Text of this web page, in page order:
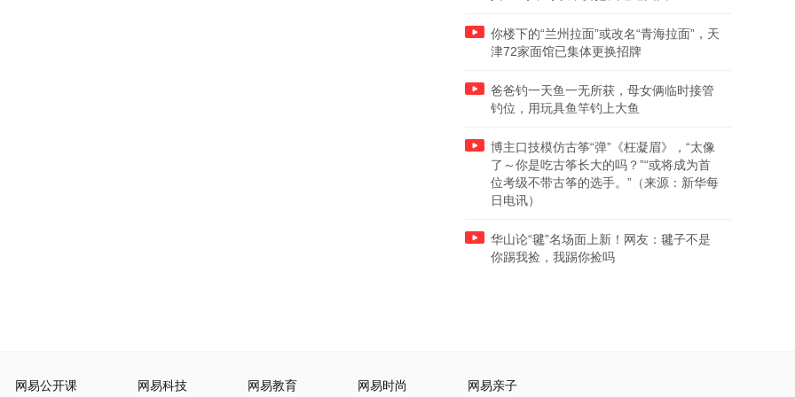
你楼下的“兰州拉面”或改名“青海拉面”，天
津72家面馆已集体更换招牌
爸爸钓一天鱼一无所获，母女俩临时接管
钓位，用玩具鱼竿钓上大鱼
博主口技模仿古筝“弹”《枉凝眉》，“太像
了～你是吃古筝长大的吗？”“或将成为首
位考级不带古筝的选手。”（来源：新华每
日电讯）
华山论“毽”名场面上新！网友：毽子不是
你踢我捡，我踢你捡吗
网易公开课 网易科技 网易教育 网易时尚 网易亲子